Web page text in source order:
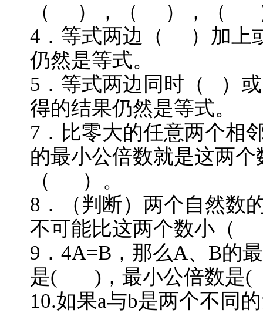
（ ），（ ），（
4．等式两边（ ）加
仍然是等式。
5．等式两边同时
得的结果仍然是等式。
7．比零大的任意两个相
的最小公倍数就是这两个
（ ）。
8．（判断）两个自然数
不可能比这两个数小（
9．4A=B，那么A、B的
是( )，最小公倍数
10.如果a与b是两个不同